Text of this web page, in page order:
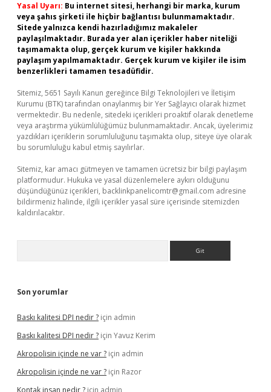
Yasal Uyarı: Bu internet sitesi, herhangi bir marka, kurum
veya şahıs şirketi ile hiçbir bağlantısı bulunmamaktadır.
Sitede yalnızca kendi hazırladığımız makaleler
paylaşılmaktadır. Burada yer alan içerikler haber niteliği
taşımamakta olup, gerçek kurum ve kişiler hakkında
paylaşım yapılmamaktadır. Gerçek kurum ve kişiler ile isim
benzerlikleri tamamen tesadüfidir.
Sitemiz, 5651 Sayılı Kanun gereğince Bilgi Teknolojileri ve İletişim
Kurumu (BTK) tarafından onaylanmış bir Yer Sağlayıcı olarak hizmet
vermektedir. Bu nedenle, sitedeki içerikleri proaktif olarak denetleme
veya araştırma yükümlülüğümüz bulunmamaktadır. Ancak, üyelerimiz
yazdıkları içeriklerin sorumluluğunu taşımakta olup, siteye üye olarak
bu sorumluluğu kabul etmiş sayılırlar.
Sitemiz, kar amacı gütmeyen ve tamamen ücretsiz bir bilgi paylaşım
platformudur. Hukuka ve yasal düzenlemelere aykırı olduğunu
düşündüğünüz içerikleri, backlinkpanelicomtr@gmail.com adresine
bildirmeniz halinde, ilgili içerikler yasal süre içerisinde sitemizden
kaldırılacaktır.
Son yorumlar
Baskı kalitesi DPI nedir ? için admin
Baskı kalitesi DPI nedir ? için Yavuz Kerim
Akropolisin içinde ne var ? için admin
Akropolisin içinde ne var ? için Razor
Kontak insan nedir ? için admin